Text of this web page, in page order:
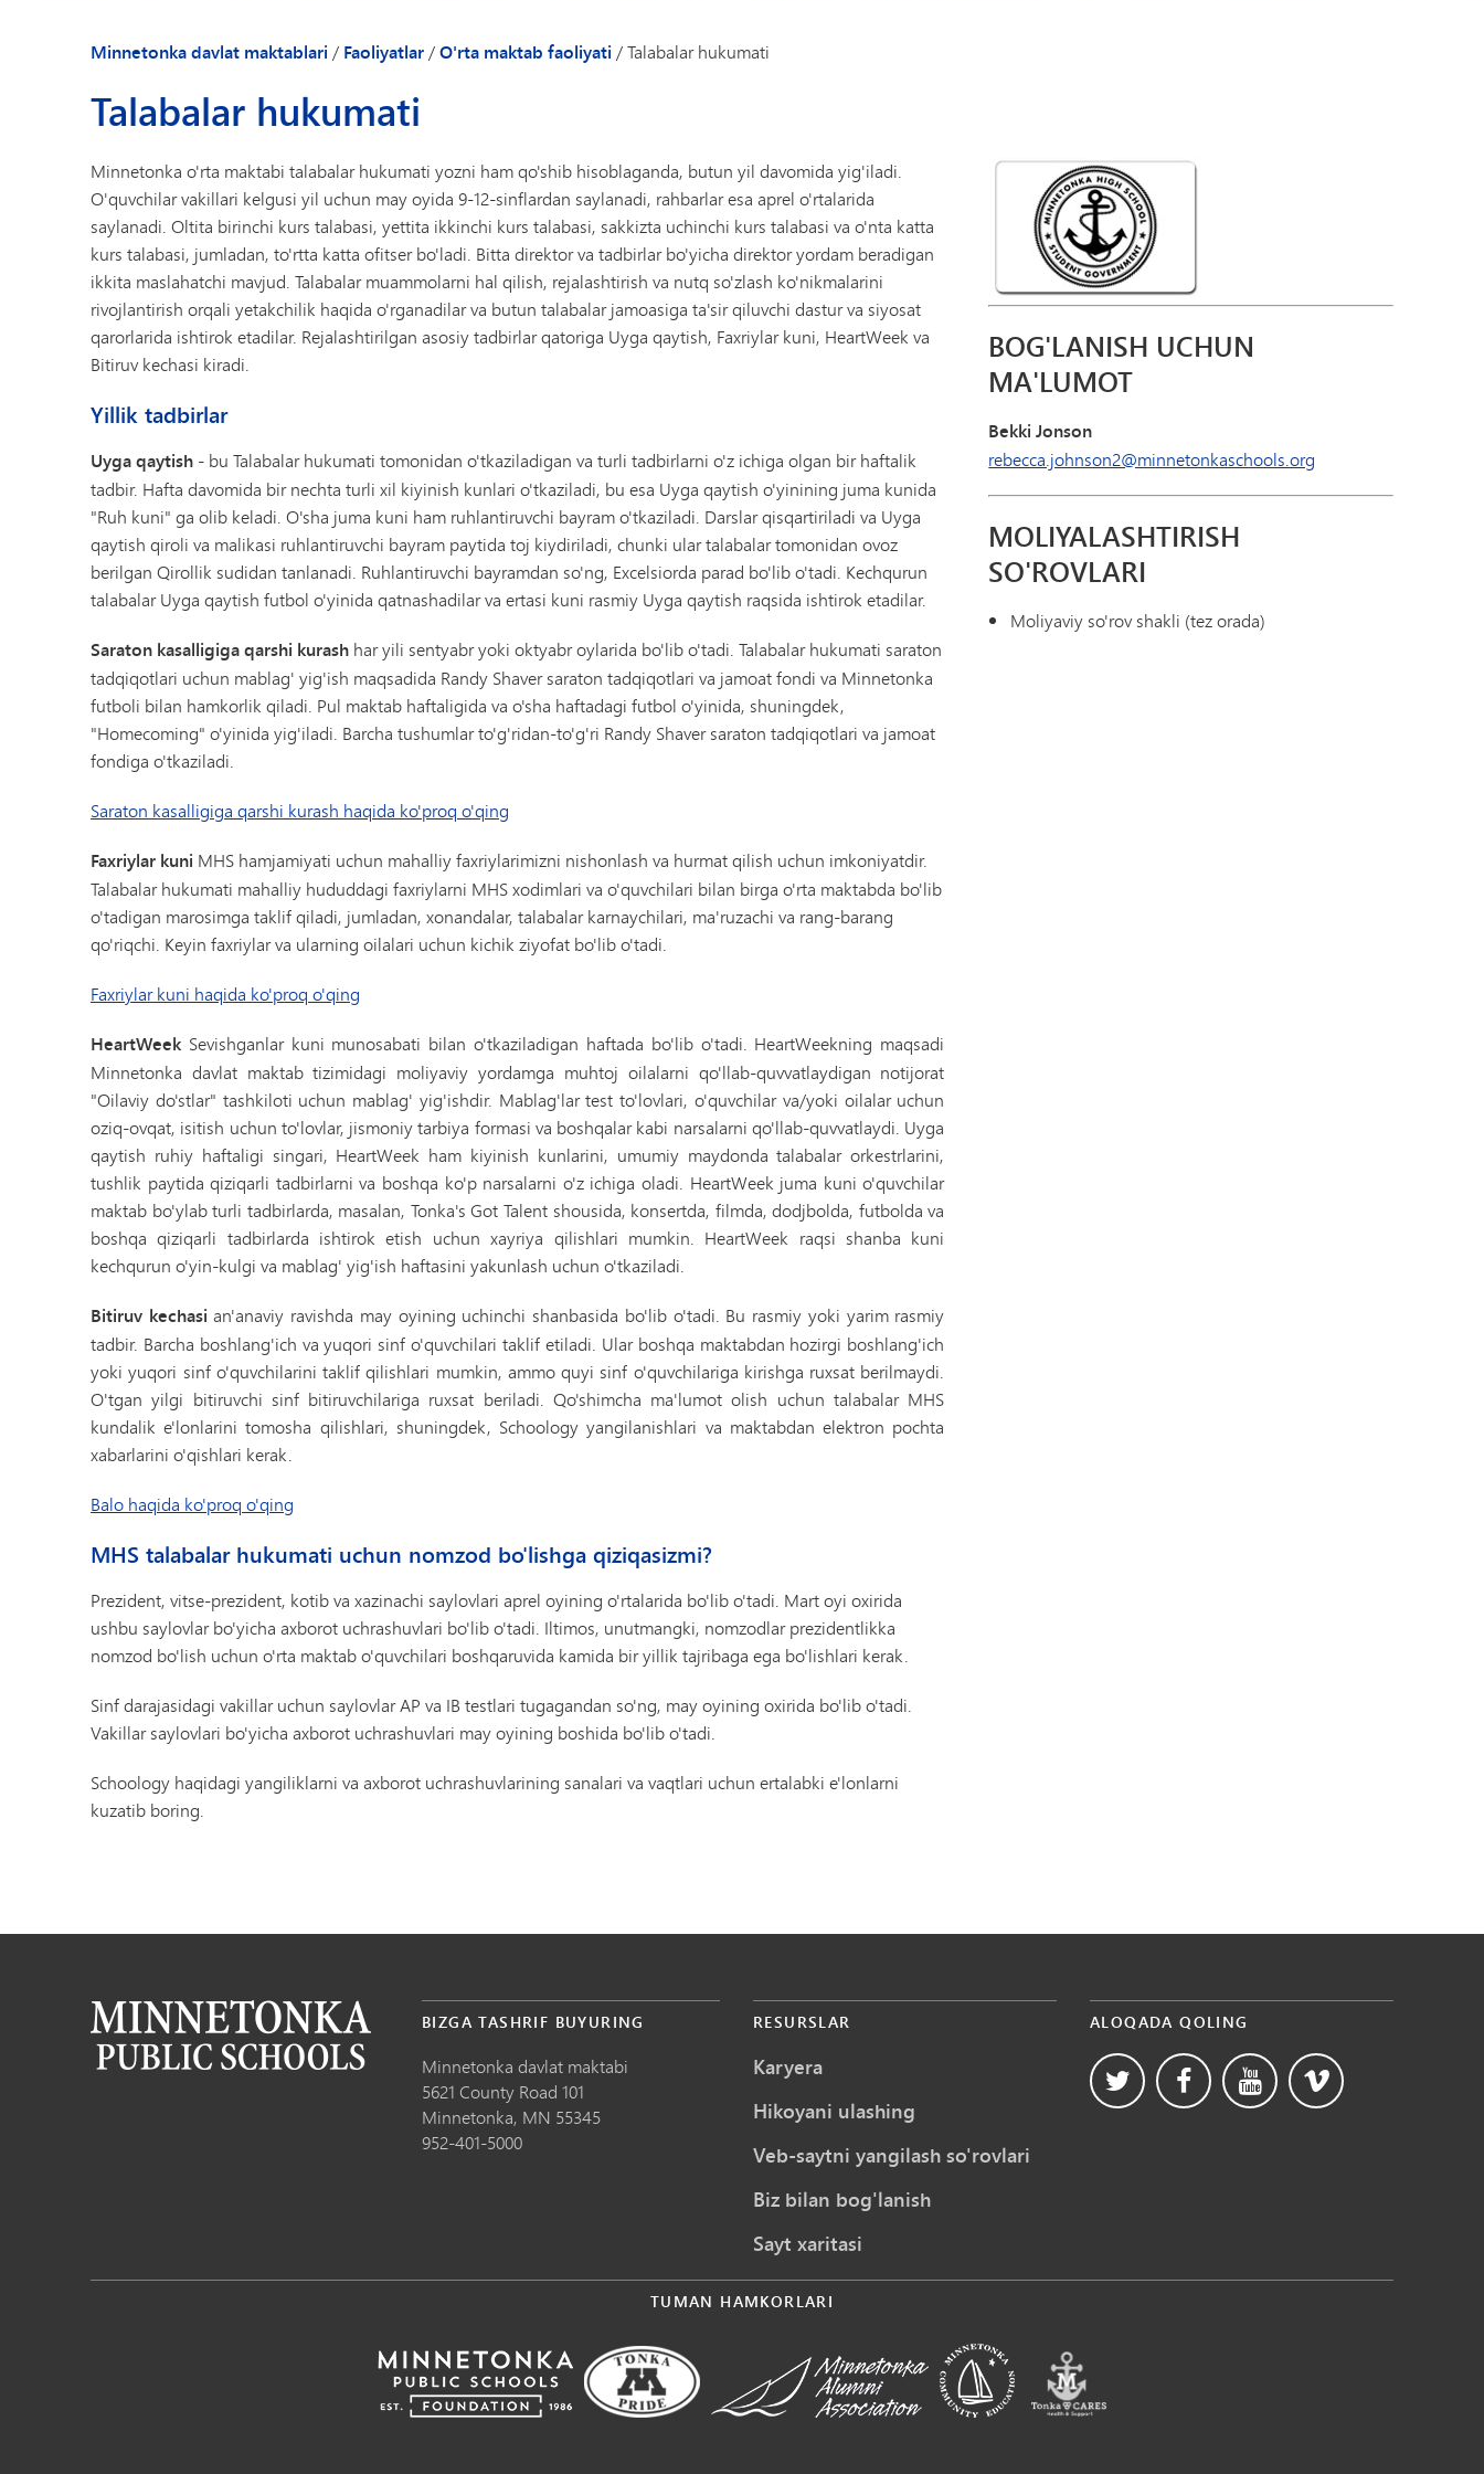
Minnetonka davlat maktablari / Faoliyatlar/O'rta maktab faoliyati /Talabalar hukumati
Talabalar hukumati
Minnetonka o'rta maktabi talabalar hukumati yozni ham qo'shib hisoblaganda, butun yil davomida yig'iladi.
O'quvchilar vakillari kelgusi yil uchun may oyida 9-12-sinflardan saylanadi, rahbarlar esa aprel o'rtalarida
saylanadi. Oltita birinchi kurs talabasi, yettita ikkinchi kurs talabasi, sakkizta uchinchi kurs talabasi va o'nta katta
kurs talabasi, jumladan, to'rtta katta ofitser bo'ladi. Bitta direktor va tadbirlar bo'yicha direktor yordam beradigan
ikkita maslahatchi mavjud. Talabalar muammolarni hal qilish, rejalashtirish va nutq so'zlash ko'nikmalarini
rivojlantirish orqali yetakchilik haqida o'rganadilar va butun talabalar jamoasiga ta'sir qiluvchi dastur va siyosat
qarorlarida ishtirok etadilar. Rejalashtirilgan asosiy tadbirlar qatoriga Uyga qaytish, Faxriylar kuni, HeartWeek va
Bitiruv kechasi kiradi.
Yillik tadbirlar
Uyga qaytish - bu Talabalar hukumati tomonidan o'tkaziladigan va turli tadbirlarni o'z ichiga olgan bir haftalik
tadbir. Hafta davomida bir nechta turli xil kiyinish kunlari o'tkaziladi, bu esa Uyga qaytish o'yinining juma kunida
"Ruh kuni" ga olib keladi. O'sha juma kuni ham ruhlantiruvchi bayram o'tkaziladi. Darslar qisqartiriladi va Uyga
qaytish qiroli va malikasi ruhlantiruvchi bayram paytida toj kiydiriladi, chunki ular talabalar tomonidan ovoz
berilgan Qirollik sudidan tanlanadi. Ruhlantiruvchi bayramdan so'ng, Excelsiorda parad bo'lib o'tadi. Kechqurun
talabalar Uyga qaytish futbol o'yinida qatnashadilar va ertasi kuni rasmiy Uyga qaytish raqsida ishtirok etadilar.
Saraton kasalligiga qarshi kurash har yili sentyabr yoki oktyabr oylarida bo'lib o'tadi. Talabalar hukumati saraton
tadqiqotlari uchun mablag' yig'ish maqsadida Randy Shaver saraton tadqiqotlari va jamoat fondi va Minnetonka
futboli bilan hamkorlik qiladi. Pul maktab haftaligida va o'sha haftadagi futbol o'yinida, shuningdek,
"Homecoming" o'yinida yig'iladi. Barcha tushumlar to'g'ridan-to'g'ri Randy Shaver saraton tadqiqotlari va jamoat
fondiga o'tkaziladi.
Saraton kasalligiga qarshi kurash haqida ko'proq o'qing
Faxriylar kuni MHS hamjamiyati uchun mahalliy faxriylarimizni nishonlash va hurmat qilish uchun imkoniyatdir.
Talabalar hukumati mahalliy hududdagi faxriylarni MHS xodimlari va o'quvchilari bilan birga o'rta maktabda bo'lib
o'tadigan marosimga taklif qiladi, jumladan, xonandalar, talabalar karnaychilari, ma'ruzachi va rang-barang
qo'riqchi. Keyin faxriylar va ularning oilalari uchun kichik ziyofat bo'lib o'tadi.
Faxriylar kuni haqida ko'proq o'qing
HeartWeek Sevishganlar kuni munosabati bilan o'tkaziladigan haftada bo'lib o'tadi. HeartWeekning maqsadi
Minnetonka davlat maktab tizimidagi moliyaviy yordamga muhtoj oilalarni qo'llab-quvvatlaydigan notijorat
"Oilaviy do'stlar" tashkiloti uchun mablag' yig'ishdir. Mablag'lar test to'lovlari, o'quvchilar va/yoki oilalar uchun
oziq-ovqat, isitish uchun to'lovlar, jismoniy tarbiya formasi va boshqalar kabi narsalarni qo'llab-quvvatlaydi. Uyga
qaytish ruhiy haftaligi singari, HeartWeek ham kiyinish kunlarini, umumiy maydonda talabalar orkestrlarini,
tushlik paytida qiziqarli tadbirlarni va boshqa ko'p narsalarni o'z ichiga oladi. HeartWeek juma kuni o'quvchilar
maktab bo'ylab turli tadbirlarda, masalan, Tonka's Got Talent shousida, konsertda, filmda, dodjbolda, futbolda va
boshqa qiziqarli tadbirlarda ishtirok etish uchun xayriya qilishlari mumkin. HeartWeek raqsi shanba kuni
kechqurun o'yin-kulgi va mablag' yig'ish haftasini yakunlash uchun o'tkaziladi.
Bitiruv kechasi an'anaviy ravishda may oyining uchinchi shanbasida bo'lib o'tadi. Bu rasmiy yoki yarim rasmiy
tadbir. Barcha boshlang'ich va yuqori sinf o'quvchilari taklif etiladi. Ular boshqa maktabdan hozirgi boshlang'ich
yoki yuqori sinf o'quvchilarini taklif qilishlari mumkin, ammo quyi sinf o'quvchilariga kirishga ruxsat berilmaydi.
O'tgan yilgi bitiruvchi sinf bitiruvchilariga ruxsat beriladi. Qo'shimcha ma'lumot olish uchun talabalar MHS
kundalik e'lonlarini tomosha qilishlari, shuningdek, Schoology yangilanishlari va maktabdan elektron pochta
xabarlarini o'qishlari kerak.
Balo haqida ko'proq o'qing
MHS talabalar hukumati uchun nomzod bo'lishga qiziqasizmi?
Prezident, vitse-prezident, kotib va ​​xazinachi saylovlari aprel oyining o'rtalarida bo'lib o'tadi. Mart oyi oxirida
ushbu saylovlar bo'yicha axborot uchrashuvlari bo'lib o'tadi. Iltimos, unutmangki, nomzodlar prezidentlikka
nomzod bo'lish uchun o'rta maktab o'quvchilari boshqaruvida kamida bir yillik tajribaga ega bo'lishlari kerak.
Sinf darajasidagi vakillar uchun saylovlar AP va IB testlari tugagandan so'ng, may oyining oxirida bo'lib o'tadi.
Vakillar saylovlari bo'yicha axborot uchrashuvlari may oyining boshida bo'lib o'tadi.
Schoology haqidagi yangiliklarni va axborot uchrashuvlarining sanalari va vaqtlari uchun ertalabki e'lonlarni
kuzatib boring.
BOG'LANISH UCHUN
MA'LUMOT
Bekki Jonson
rebecca.johnson2@minnetonkaschools.org
MOLIYALASHTIRISH
SO'ROVLARI
Moliyaviy so'rov shakli (tez orada)
BIZGA TASHRIF BUYURING
Minnetonka davlat maktabi
5621 County Road 101
Minnetonka, MN 55345
952-401-5000
RESURSLAR
Karyera
Hikoyani ulashing
Veb-saytni yangilash so'rovlari
Biz bilan bog'lanish
Sayt xaritasi
ALOQADA QOLING
TUMAN HAMKORLARI